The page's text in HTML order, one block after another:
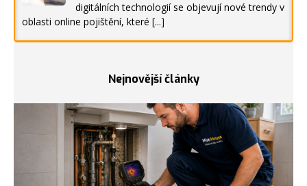
digitálních technologií se objevují nové trendy v
oblasti online pojištění, které [...]
Nejnovější články